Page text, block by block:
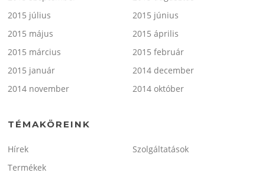
2015 július
2015 június
2015 május
2015 április
2015 március
2015 február
2015 január
2014 december
2014 november
2014 október
TÉMAKÖREINK
Hírek
Szolgáltatások
Termékek